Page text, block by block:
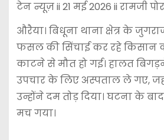
टेन न्यूज़ ii 21 मई 2026 ii रामजी
औरैया। बिधूना थाना क्षेत्र के
फसल की सिंचाई कर रहे किसान
काटने से मौत हो गई। हालत
उपचार के लिए अस्पताल ले गए,
उन्होंने दम तोड़ दिया। घटना के
मच गया।